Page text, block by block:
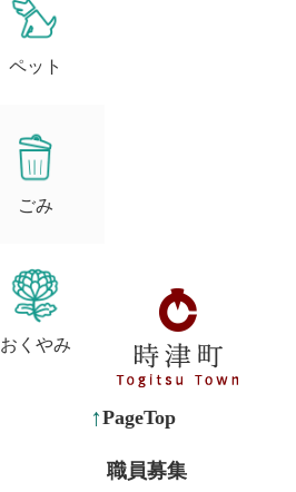
ペット
ごみ
おくやみ
PageTop
職員募集